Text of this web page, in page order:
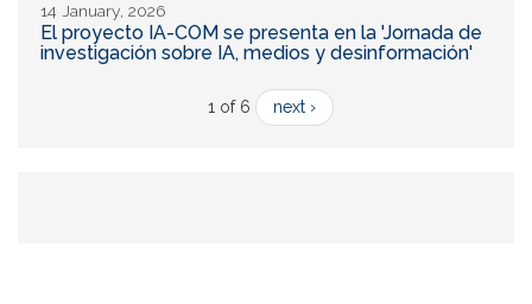
14 January, 2026
El proyecto IA-COM se presenta en la 'Jornada de
investigación sobre IA, medios y desinformación'
1 of 6 next ›